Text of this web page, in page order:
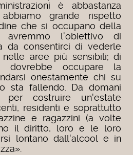
è abbastanza
grande rispetto
che si occupano della
avremmo l'obiettivo di
da consentirci di vederle
nelle aree più sensibili; di
dovrebbe occupare la
onestamente chi su
sta fallendo. Da domani
per costruire un'estate
residenti e soprattutto
e ragazzini (a volte
il diritto, loro e le loro
lontano dall'alcool e in